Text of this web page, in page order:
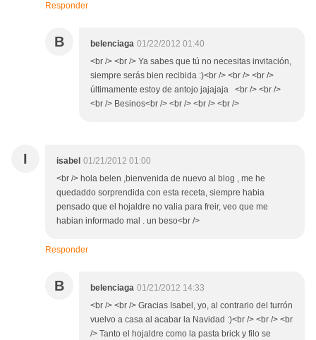
Responder
B belenciaga 01/22/2012 01:40
<br /> <br /> Ya sabes que tú no necesitas invitación,
siempre serás bien recibida :)<br /> <br /> <br />
últimamente estoy de antojo jajajaja <br /> <br />
<br /> Besinos<br /> <br /> <br /> <br />
I isabel 01/21/2012 01:00
<br /> hola belen ,bienvenida de nuevo al blog , me he
quedaddo sorprendida con esta receta, siempre habia
pensado que el hojaldre no valia para freir, veo que me
habian informado mal . un beso<br />
Responder
B belenciaga 01/21/2012 14:33
<br /> <br /> Gracias Isabel, yo, al contrario del turrón
vuelvo a casa al acabar la Navidad :)<br /> <br /> <br
/> Tanto el hojaldre como la pasta brick y filo se